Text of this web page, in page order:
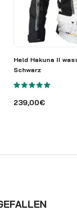
Held Hakuna II
Schwarz
239,00€